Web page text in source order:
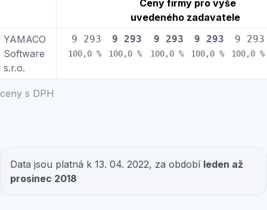
ceny s DPH
Ceny firmy pro výše
uvedeného zadavatele
YAMACO
Software
s.r.o.
9 293
100,0 %
9 293
100,0 %
9 293
100,0 %
9 293
100,0 %
9 293
100,0 %
Data jsou platná k 13. 04. 2022, za období leden až
prosinec 2018